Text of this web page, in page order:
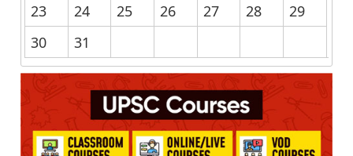
23
24 25 26 27 28
29
30
31